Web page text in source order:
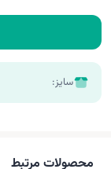
سایز:
محصولات مرتبط